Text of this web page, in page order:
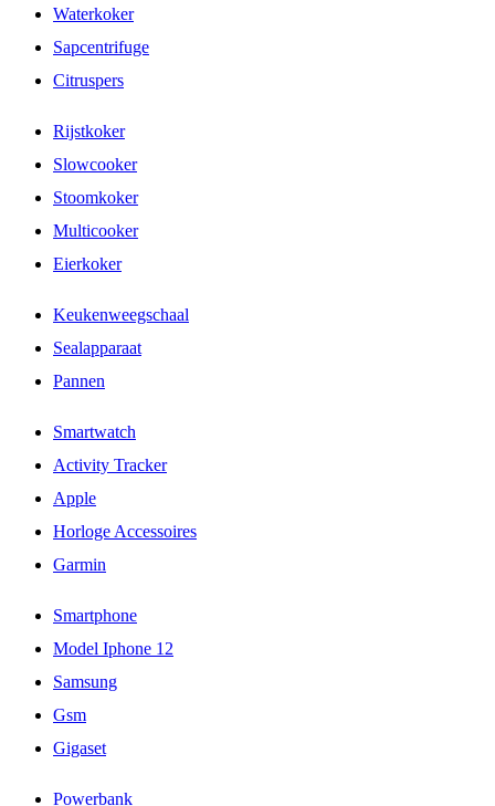
Waterkoker
Sapcentrifuge
Citruspers
Rijstkoker
Slowcooker
Stoomkoker
Multicooker
Eierkoker
Keukenweegschaal
Sealapparaat
Pannen
Smartwatch
Activity Tracker
Apple
Horloge Accessoires
Garmin
Smartphone
Model Iphone 12
Samsung
Gsm
Gigaset
Powerbank